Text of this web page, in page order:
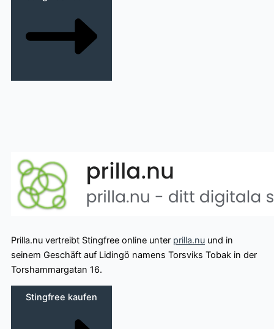
Prilla.nu vertreibt Stingfree online unter prilla.nu und in
seinem Geschäft auf Lidingö namens Torsviks Tobak in der
Torshammargatan 16.
Stingfree kaufen